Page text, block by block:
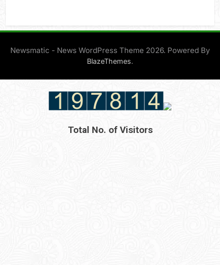
Newsmatic - News WordPress Theme 2026. Powered By
BlazeThemes.
Total No. of Visitors